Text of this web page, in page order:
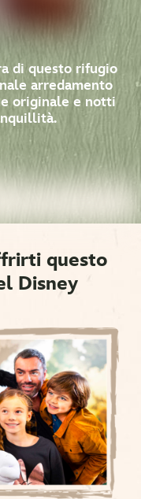
di questo rifugio
arredamento
originale e notti
questo
Disney